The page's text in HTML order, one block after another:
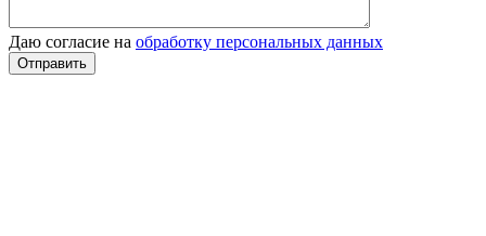
Даю согласие на обработку персональных данных